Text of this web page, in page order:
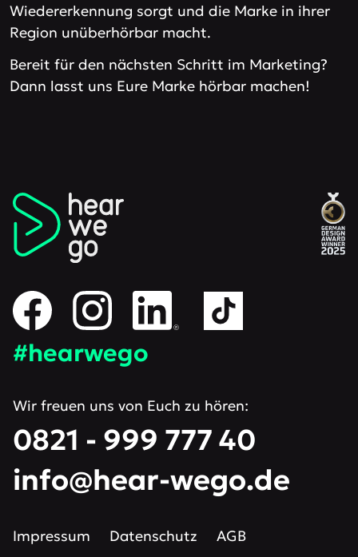
Wiedererkennung sorgt und die Marke in ihrer
Region unüberhörbar macht.
Bereit für den nächsten Schritt im Marketing?
Dann lasst uns Eure Marke hörbar machen!
#hearwego
Wir freuen uns von Euch zu hören:
0821 - 999 777 40
info@hear-wego.de
Impressum Datenschutz AGB